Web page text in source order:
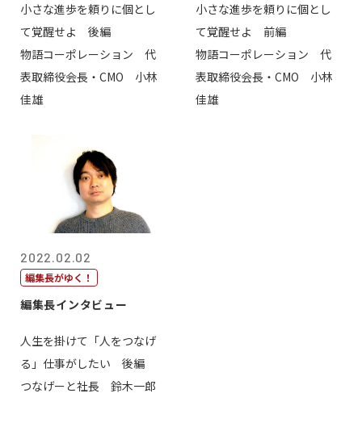
小さな進歩を頼りに個とし
て覚醒せよ 後編
物語コーポレーション 代
表取締役会長・CMO 小林
佳雄
小さな進歩を頼りに個とし
て覚醒せよ 前編
物語コーポレーション 代
表取締役会長・CMO 小林
佳雄
2022.02.02
編集長がゆく！
編集長インタビュー
人生を掛けて「人をつなげ
る」仕事がしたい 後編
つなげーと社長 鈴木一郎